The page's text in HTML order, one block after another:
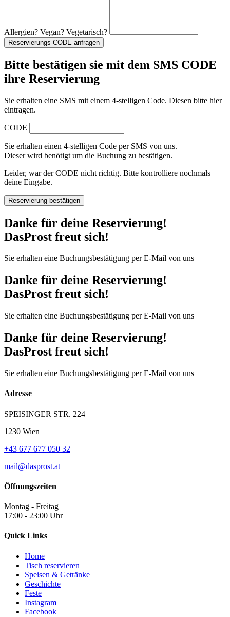
Allergien? Vegan? Vegetarisch?
Reservierungs-CODE anfragen
Bitte bestätigen sie mit dem SMS CODE
ihre Reservierung
Sie erhalten eine SMS mit einem 4-stelligen Code. Diesen bitte hier
eintragen.
CODE
Sie erhalten einen 4-stelligen Code per SMS von uns.
Dieser wird benötigt um die Buchung zu bestätigen.
Leider, war der CODE nicht richtig. Bitte kontrolliere nochmals
deine Eingabe.
Reservierung bestätigen
Danke für deine Reservierung!
DasProst freut sich!
Sie erhalten eine Buchungsbestätigung per E-Mail von uns
Danke für deine Reservierung!
DasProst freut sich!
Sie erhalten eine Buchungsbestätigung per E-Mail von uns
Danke für deine Reservierung!
DasProst freut sich!
Sie erhalten eine Buchungsbestätigung per E-Mail von uns
Adresse
SPEISINGER STR. 224
1230 Wien
+43 677 677 050 32
mail@dasprost.at
Öffnungszeiten
Montag - Freitag
17:00 - 23:00 Uhr
Quick Links
Home
Tisch reservieren
Speisen & Getränke
Geschichte
Feste
Instagram
Facebook